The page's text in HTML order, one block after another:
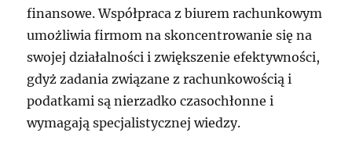
finansowe. Współpraca z biurem rachunkowym
umożliwia firmom na skoncentrowanie się na
swojej działalności i zwiększenie efektywności,
gdyż zadania związane z rachunkowością i
podatkami są nierzadko czasochłonne i
wymagają specjalistycznej wiedzy.